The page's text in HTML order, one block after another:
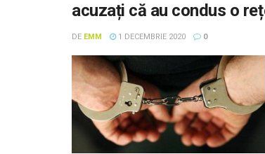
acuzați că au condus o
DE EMM 1 DECEMBRIE 2020 0